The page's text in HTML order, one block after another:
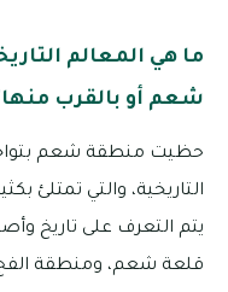
ما هي المعالم
شعم أو بالقرب
حظيت منطقة شعم بتواجد
التاريخية، والتي تمتلئ
يتم التعرف على تاريخ
قلعة شعم، ومنطقة الفج